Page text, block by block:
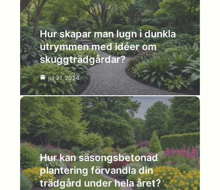
Hur skapar man lugn i dunkla
utrymmen med idéer om
skuggträdgårdar?
jul 21, 2024
Hur kan säsongsbetonad
plantering förvandla din
trädgård under hela året?